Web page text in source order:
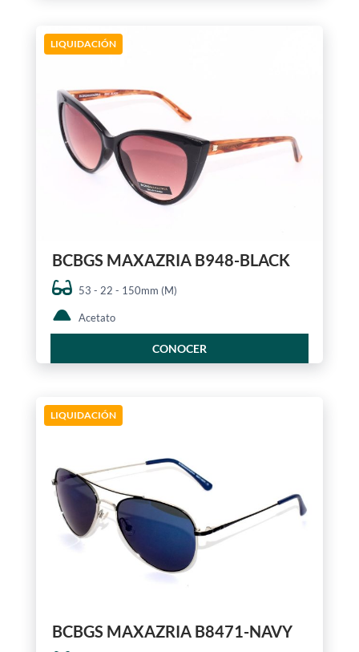
LIQUIDACIÓN
BCBGS MAXAZRIA B948-BLACK
53 - 22 - 150mm (M)
Acetato
CONOCER
LIQUIDACIÓN
BCBGS MAXAZRIA B8471-NAVY